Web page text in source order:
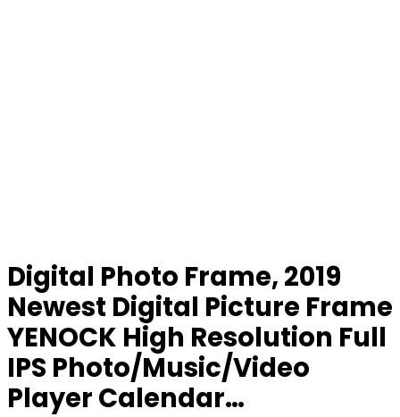
Digital Photo Frame, 2019
Newest Digital Picture Frame
YENOCK High Resolution Full
IPS Photo/Music/Video
Player Calendar…